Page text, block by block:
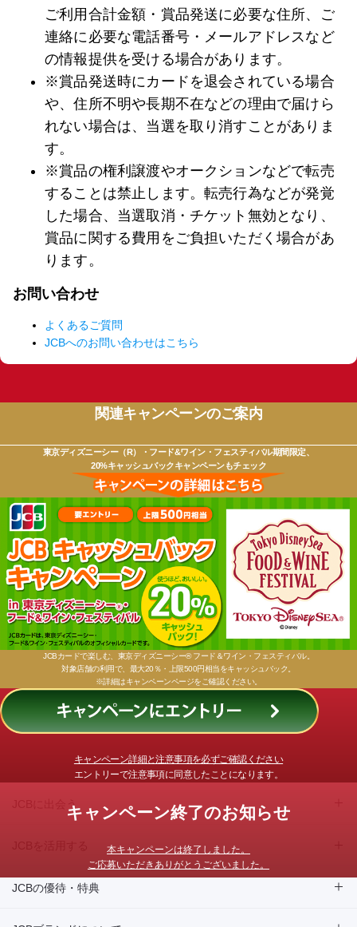
ご利用合計金額・賞品発送に必要な住所、ご
連絡に必要な電話番号・メールアドレスなど
の情報提供を受ける場合があります。
※賞品発送時にカードを退会されている場合
や、住所不明や長期不在などの理由で届けら
れない場合は、当選を取り消すことがありま
す。
※賞品の権利譲渡やオークションなどで転売
することは禁止します。転売行為などが発覚
した場合、当選取消・チケット無効となり、
賞品に関する費用をご負担いただく場合があ
ります。
お問い合わせ
よくあるご質問
JCBへのお問い合わせはこちら
関連キャンペーンのご案内
東京ディズニーシー（R）・フード&ワイン・フェスティバル期間限定、
20%キャッシュバックキャンペーンもチェック
JCBカードで楽しむ、東京ディズニーシー® フード＆ワイン・フェスティバル。
対象店舗の利用で、最大20％・上限500円相当をキャッシュバック。
※詳細はキャンペーンページをご確認ください。
キャンペーン詳細と注意事項を必ずご確認ください
エントリーで注意事項に同意したことになります。
キャンペーン終了のお知らせ
本キャンペーンは終了しました。
ご応募いただきありがとうございました。
JCBに出会う
JCBを活用する
JCBの優待・特典